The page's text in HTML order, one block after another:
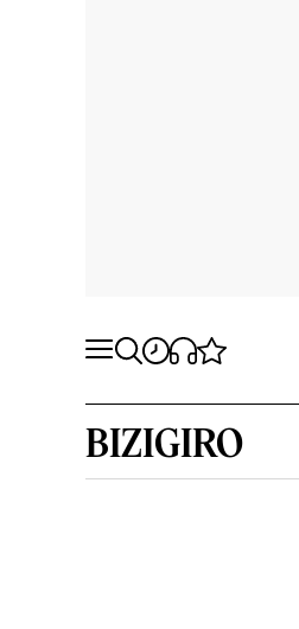
BIZIGIRO